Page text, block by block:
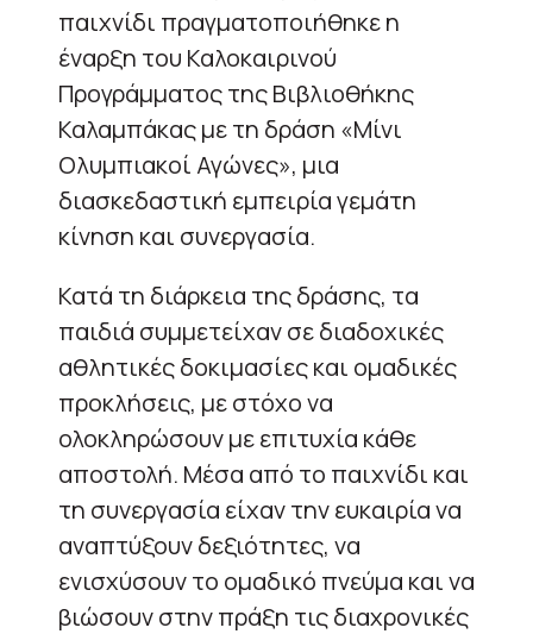
παιχνίδι πραγματοποιήθηκε η
έναρξη του Καλοκαιρινού
Προγράμματος της Βιβλιοθήκης
Καλαμπάκας με τη δράση «Μίνι
Ολυμπιακοί Αγώνες», μια
διασκεδαστική εμπειρία γεμάτη
κίνηση και συνεργασία.
Κατά τη διάρκεια της δράσης, τα
παιδιά συμμετείχαν σε διαδοχικές
αθλητικές δοκιμασίες και ομαδικές
προκλήσεις, με στόχο να
ολοκληρώσουν με επιτυχία κάθε
αποστολή. Μέσα από το παιχνίδι και
τη συνεργασία είχαν την ευκαιρία να
αναπτύξουν δεξιότητες, να
ενισχύσουν το ομαδικό πνεύμα και να
βιώσουν στην πράξη τις διαχρονικές